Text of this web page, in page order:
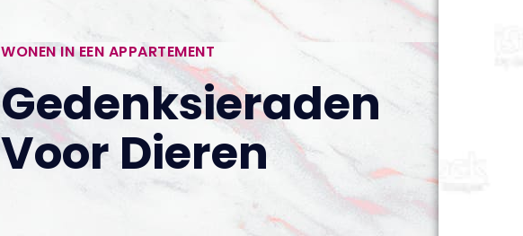
WONEN IN EEN APPARTEMENT
Gedenksieraden
Voor Dieren